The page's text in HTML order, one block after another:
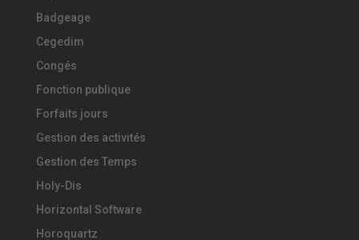
Badgeage
Cegedim
Congés
Fonction publique
Forfaits jours
Gestion des activités
Gestion des Temps
Holy-Dis
Horizontal Software
Horoquartz